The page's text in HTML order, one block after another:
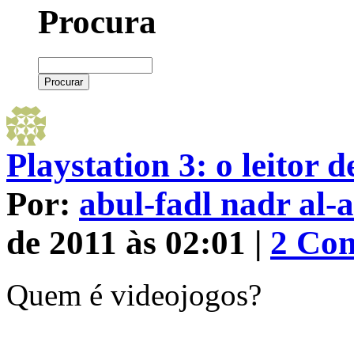
Procura
Playstation 3: o leitor
Por: abul-fadl nadr al-
de 2011 às 02:01 | 2
Quem é videojogos?